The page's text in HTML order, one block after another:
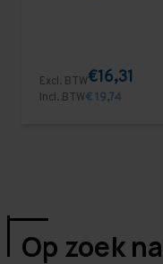
Excl. BTW€16,31
Incl. BTW€ 19,74
Op zoek